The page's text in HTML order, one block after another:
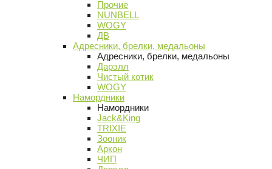
Прочие
NUNBELL
WOGY
ДВ
Адресники, брелки, медальоны
Адресники, брелки, медальоны
Дарэлл
Чистый котик
WOGY
Намордники
Намордники
Jack&King
TRIXIE
Зооник
Аркон
ЧИП